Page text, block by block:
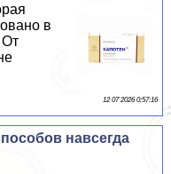
в
От
12 07 2026 0:57:16
навсегда